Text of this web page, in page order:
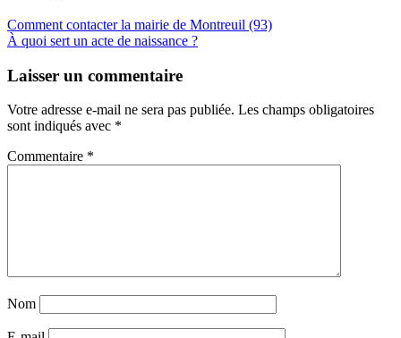
Comment contacter la mairie de Montreuil (93)
À quoi sert un acte de naissance ?
Laisser un commentaire
Votre adresse e-mail ne sera pas publiée. Les champs obligatoires
sont indiqués avec *
Commentaire *
Nom